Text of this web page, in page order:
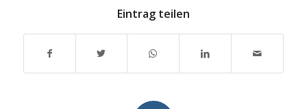
Eintrag teilen